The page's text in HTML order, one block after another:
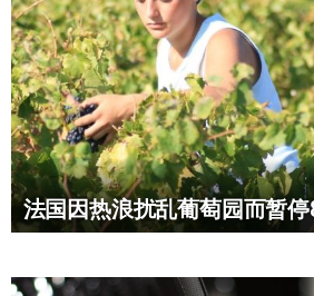
法国因热浪扰乱葡萄园而暂